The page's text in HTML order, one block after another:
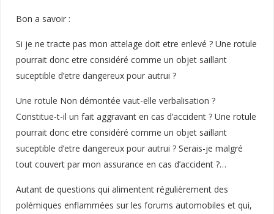
Bon a savoir :
Si je ne tracte pas mon attelage doit etre enlevé ? Une rotule
pourrait donc etre considéré comme un objet saillant
suceptible d’etre dangereux pour autrui ?
Une rotule Non démontée vaut-elle verbalisation ?
Constitue-t-il un fait aggravant en cas d’accident ? Une rotule
pourrait donc etre considéré comme un objet saillant
suceptible d’etre dangereux pour autrui ? Serais-je malgré
tout couvert par mon assurance en cas d’accident ?…
Autant de questions qui alimentent régulièrement des
polémiques enflammées sur les forums automobiles et qui,